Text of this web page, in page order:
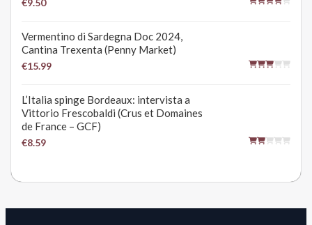
€9.50
Vermentino di Sardegna Doc 2024,
Cantina Trexenta (Penny Market)
€15.99
L’Italia spinge Bordeaux: intervista a
Vittorio Frescobaldi (Crus et Domaines
de France – GCF)
€8.59